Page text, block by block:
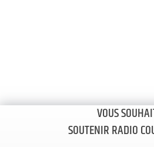
VOUS
SOUTENIR RADIO